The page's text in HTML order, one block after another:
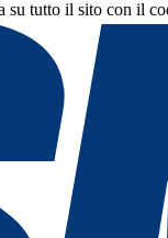
su tutto il sito con il